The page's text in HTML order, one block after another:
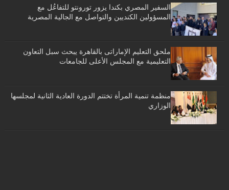
السفير المصري بكندا يزور تورونتو للتفاعُل مع
المسؤولين الكنديين والتواصل مع الجالية المصرية
ملحق التعليم الإماراتى بالقاهرة يبحث سبل التعاون
التعليمية مع المجلس الأعلى للجامعات
منظمة تنمية المرأة تختتم الدورة العادية الثانية لمجلسها
الوزاري